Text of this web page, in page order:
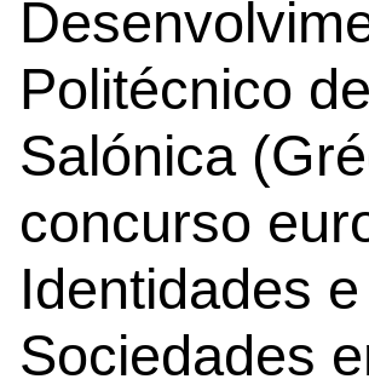
Politécnico
Salónica
concurso
Identidades
Sociedades